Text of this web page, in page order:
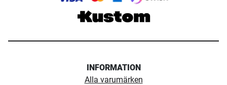
INFORMATION
Alla varumärken